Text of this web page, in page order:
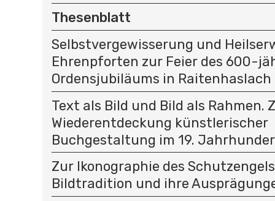
Thesenblatt
Selbstvergewisserung und
Ehrenpforten zur Feier des 600-
Ordensjubiläums in Raitenhaslach
Text als Bild und Bild als Rahmen.
Wiederentdeckung künstlerischer
Buchgestaltung im 19.
Zur Ikonographie des
Bildtradition und ihre